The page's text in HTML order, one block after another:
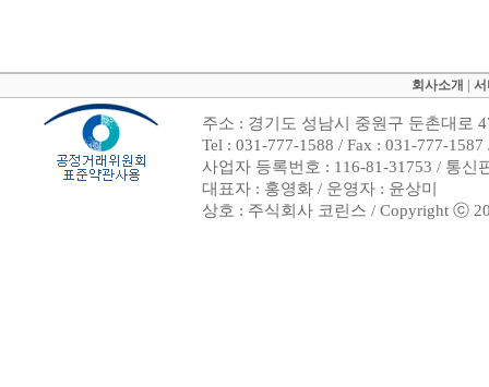
회사소개
주소 : 경기도 성남시 중원구 둔촌대로
Tel : 031-777-1588 / Fax : 031-777-
사업자 등록번호 : 116-81-31753 / 통신
대표자 : 홍영화 / 운영자 : 윤상미
상호 : 주식회사 코린스 / Copyright ⓒ